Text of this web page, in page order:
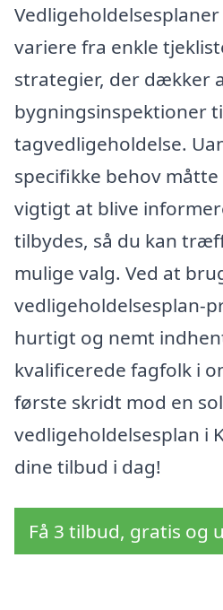
variere fra enkle
strategier, der dækker
bygningsinspektioner
tagvedligeholdelse.
specifikke behov
vigtigt at blive
tilbydes, så du kan
mulige valg. Ved at
vedligeholdelsesplan-
hurtigt og nemt
kvalificerede fagfolk i
første skridt mod en
vedligeholdelsesplan i
dine tilbud i dag!
Få 3 tilbud, gratis og